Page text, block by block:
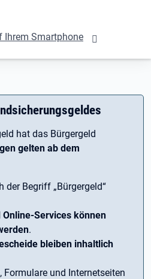
Ihrem Smartphone
hat das Bürgergeld
gelten ab dem
der Begriff ­„Bürgergeld“
Services können
.
bleiben inhaltlich
Formulare und Internetseiten